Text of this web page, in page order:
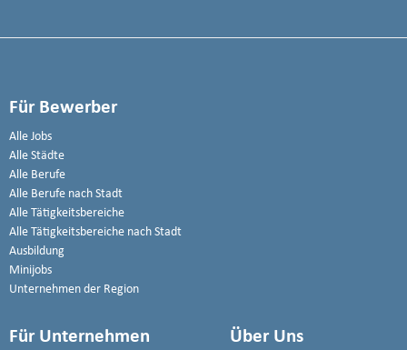
Für Bewerber
Alle Jobs
Alle Städte
Alle Berufe
Alle Berufe nach Stadt
Alle Tätigkeitsbereiche
Alle Tätigkeitsbereiche nach Stadt
Ausbildung
Minijobs
Unternehmen der Region
Für Unternehmen Über Uns